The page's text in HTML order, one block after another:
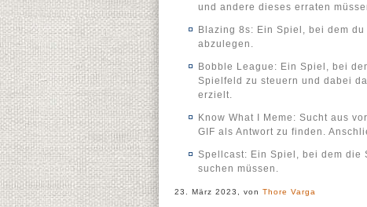
und andere dieses erraten
Blazing 8s: Ein Spiel, bei dem
abzulegen.
Bobble League: Ein Spiel, bei
Spielfeld zu steuern und dabei
erzielt.
Know What I Meme: Sucht aus
GIF als Antwort zu finden.
Spellcast: Ein Spiel, bei dem die
suchen müssen.
23. März 2023, von Thore Varga